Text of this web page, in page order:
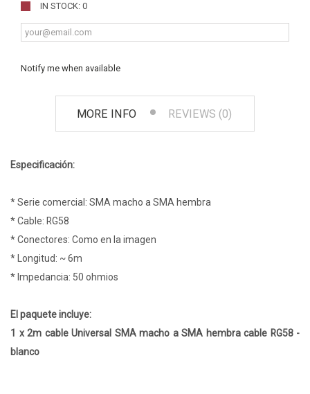
IN STOCK: 0
Notify me when available
MORE INFO REVIEWS (0)
Especificación:
* Serie comercial: SMA macho a SMA hembra
* Cable: RG58
* Conectores: Como en la imagen
* Longitud: ~ 6m
* Impedancia: 50 ohmios
El paquete incluye:
1 x 2m cable Universal SMA macho a SMA hembra cable RG58 -
blanco